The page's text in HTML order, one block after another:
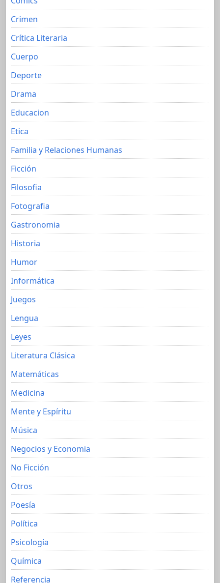
Crimen
Crítica Literaria
Cuerpo
Deporte
Drama
Educacion
Etica
Familia y Relaciones Humanas
Ficción
Filosofia
Fotografia
Gastronomia
Historia
Humor
Informática
Juegos
Lengua
Leyes
Literatura Clásica
Matemáticas
Medicina
Mente y Espíritu
Música
Negocios y Economia
No Ficción
Otros
Poesía
Política
Psicología
Química
Referencia